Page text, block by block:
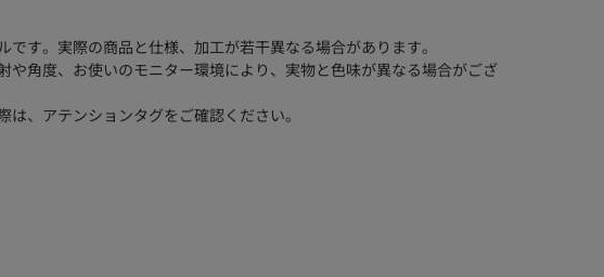
す。実際の商品と仕様、加工が若干異なる場合があります。
や角度、お使いのモニター環境により、実物と色味が異なる場合がござ
、アテンションタグをご確認ください。